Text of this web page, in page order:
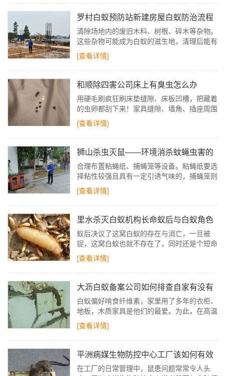
罗村白蚁预防站新建房屋白蚁防治流程
清除场地内的废旧木料、树根、碎木等杂物。
这些杂物可能成为白蚁的滋生地，清理后能有
效减少白蚁的来源。平整场地，排除积水。白
蚁喜欢潮湿的环境，保持场地干燥可以降低白
蚁滋生的风险。
[查看详情]
和顺除四害公司床上有臭虫怎么办
用硬毛刷疯狂刷床垫缝隙、床板凹槽，把藏着
的虫卵都刮下来！家具缝隙、墙角、插座周围
也别放过，再用蒸汽清洁机走一遍，60℃高
温直接“团灭”！
[查看详情]
狮山杀虫灭鼠——环境消杀蚊蝇虫害的
对策
合理布置粘蝇纸、捕蝇笼等设备。粘蝇纸要选
择粘性较强且具有一定引诱气味的，捕蝇笼则
可以放置一些苍蝇喜欢的食物诱饵，如糖醋液
等，吸引苍蝇进入从而达到捕杀的目的。
[查看详情]
里水杀灭白蚁机构长命蚁后与白蚁角色
分工
蚁后决议了这窝白蚁的存在与消亡，一旦被
捉，这窝白蚁也就不存在了，同时还是个短命
婆，高等的科中最初的蚁后能够活60-70年，
普通都可活15-30年，最长可长达100多年。
[查看详情]
大沥白蚁备案公司如何排查自家有没有
蚁巢
白蚁偏好啃食纤维素，家里用了多年的衣柜、
地板，木质家具是他们的最爱。为此，在高温
降临前，一定要亲密留意家里地缝或是门缝等
缝隙处有无白蚁的踪迹，以便提早预防及处
置。
[查看详情]
平洲病媒生物防控中心工厂该如何有效
灭老鼠
在工厂的日常管理中，鼠患问题常常令人头